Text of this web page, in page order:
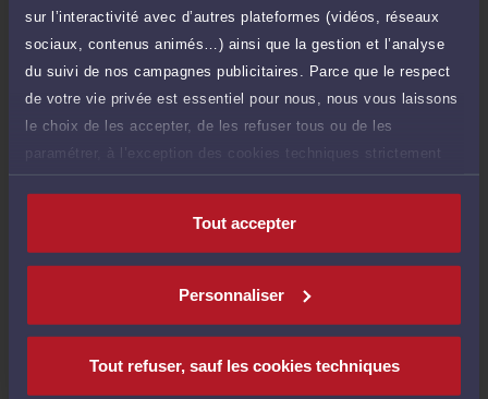
sur l’interactivité avec d’autres plateformes (vidéos, réseaux
sociaux, contenus animés…) ainsi que la gestion et l’analyse
du suivi de nos campagnes publicitaires. Parce que le respect
de votre vie privée est essentiel pour nous, nous vous laissons
le choix de les accepter, de les refuser tous ou de les
paramétrer, à l’exception des cookies techniques strictement
nécessaires au fonctionnement du site.
Tout accepter
Personnaliser
Tout refuser, sauf les cookies techniques
de 1.000 caractères)
Poser une question
Consultation écrite
Etude de votre dossier + possibilité
150 €
TTC
Langues